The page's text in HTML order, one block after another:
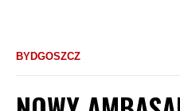
BYDGOSZCZ